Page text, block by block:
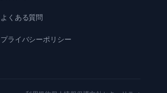
よくある質問
プライバシーポリシー